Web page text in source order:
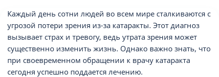
Каждый день сотни людей во всем мире сталкиваются с
угрозой потери зрения из-за катаракты. Этот диагноз
вызывает страх и тревогу, ведь утрата зрения может
существенно изменить жизнь. Однако важно знать, что
при своевременном обращении к врачу катаракта
сегодня успешно поддается лечению.